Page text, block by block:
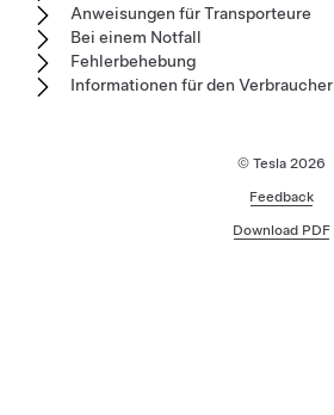
Anweisungen für Transporteure
Bei einem Notfall
Fehlerbehebung
Informationen für den Verbraucher
© Tesla 2026
Feedback
Download PDF